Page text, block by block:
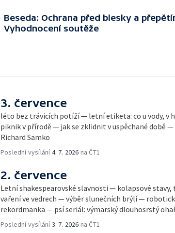
Beseda: Ochrana před blesky a
Vyhodnocení soutěže
3. července
léto bez trávicích potíží — letní etiketa: co u vody, v
piknik v přírodě — jak se zklidnit v uspěchané době
Richard Samko
Poslední vysílání4. 7. 2026 na ČT1
2. července
Letní shakespearovské slavnosti — kolapsové
vaření ve vedrech — výběr slunečních brýlí —
rekordmanka — psí seriál: výmarský dlouhosrstý
Poslední vysílání3. 7. 2026 na ČT1